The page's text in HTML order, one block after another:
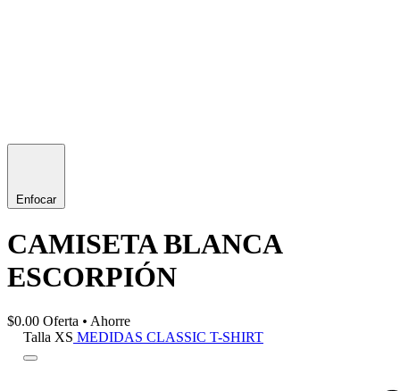
Enfocar
CAMISETA BLANCA
ESCORPIÓN
$0.00 Oferta • Ahorre
Talla XS MEDIDAS CLASSIC T-SHIRT